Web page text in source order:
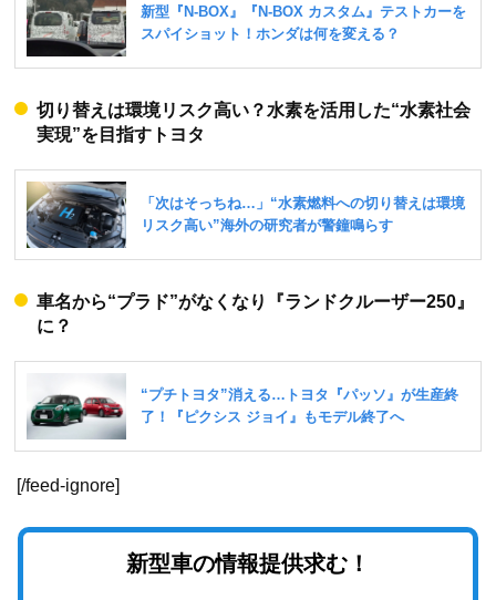
切り替えは環境リスク高い？水素を活用した“水素社会
実現”を目指すトヨタ
車名から“プラド”がなくなり『ランドクルーザー250』
に？
[/feed-ignore]
新型車の情報提供求む！